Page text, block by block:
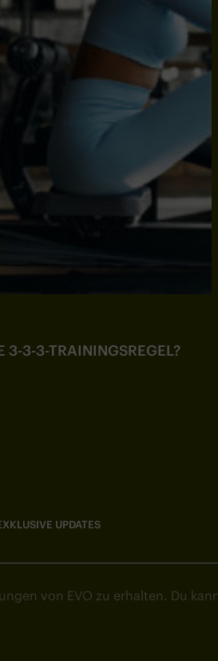
3-3-3-TRAININGSREGEL?
TikTok
auf YouTube
UPDATES
von EVO zu erhalten. Du